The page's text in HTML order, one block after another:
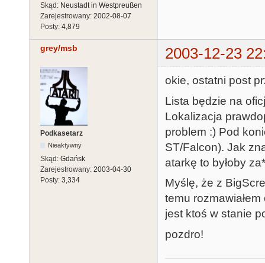
Skąd: Neustadt in Westpreußen
Zarejestrowany: 2002-08-07
Posty: 4,879
grey/msb 2003-12-23
Podkasetarz
Nieaktywny
Skąd: Gdańsk
Zarejestrowany: 2003-04-30
Posty: 3,334
okie, ostatni post
Lista będzie na
Lokalizacja
problem :) Pod
ST/Falcon). Jak
atarkę to byłoby
Myślę, że z
temu
jest ktoś w stanie
pozdro!